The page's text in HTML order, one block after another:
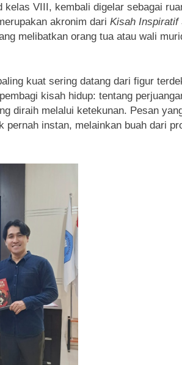
kelas VIII, kembali digelar sebagai
akronim dari Kisah Inspiratif
melibatkan orang tua atau wali
kuat sering datang dari figur
kisah hidup: tentang
diraih melalui ketekunan. Pesan
instan, melainkan buah dari